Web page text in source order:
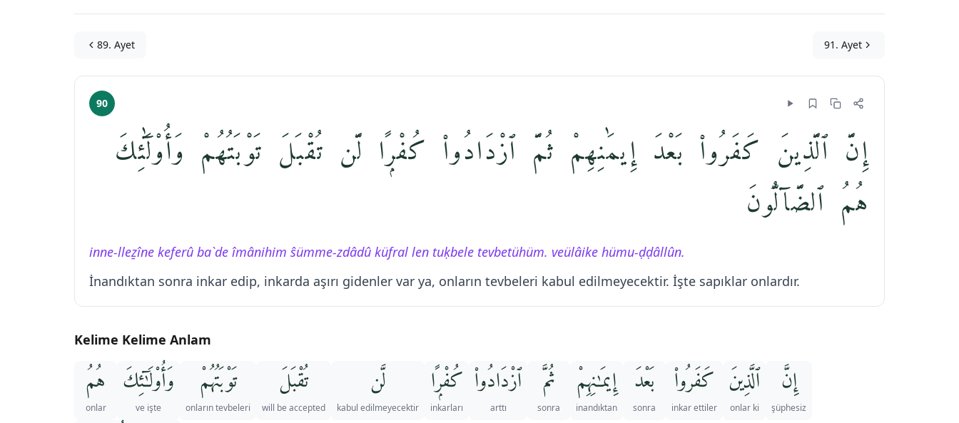
89. Ayet 91. Ayet
90
إِنَّ ٱلَّذِينَ كَفَرُوا۟ بَعْدَ إِيمَٰنِهِمْ ثُمَّ ٱزْدَادُوا۟ كُفْرًۭا لَّن تُقْبَلَ تَوْبَتُهُمْ وَأُو۟لَٰٓئِكَ
هُمُ ٱلضَّآلُّونَ
inne-lleẕîne keferû ba`de îmânihim ŝümme-zdâdû küfral len tuḳbele tevbetühüm. veülâike hümu-ḍḍâllûn.
İnandıktan sonra inkar edip, inkarda aşırı gidenler var ya, onların tevbeleri kabul edilmeyecektir. İşte sapıklar onlardır.
Kelime Kelime Anlam
إِنَّ
şüphesiz
ٱلَّذِينَ
onlar ki
كَفَرُوا۟
inkar ettiler
بَعْدَ
sonra
إِيمَـٰنِهِمْ
inandıktan
ثُمَّ
sonra
ٱزْدَادُوا۟
arttı
كُفْرًۭا
inkarları
لَّن
kabul edilmeyecektir
تُقْبَلَ
will be accepted
تَوْبَتُهُمْ
onların tevbeleri
وَأُو۟لَـٰٓئِكَ
ve işte
هُمُ
onlar